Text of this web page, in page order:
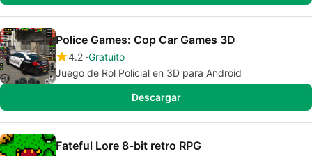
Police Games: Cop Car Games 3D
4.2 Gratuito
Juego de Rol Policial en 3D para Android
Descargar
Fateful Lore 8-bit retro RPG